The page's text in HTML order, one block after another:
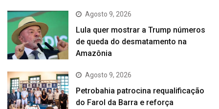
Agosto 9, 2026
Lula quer mostrar a Trump números
de queda do desmatamento na
Amazônia
Agosto 9, 2026
Petrobahia patrocina requalificação
do Farol da Barra e reforça